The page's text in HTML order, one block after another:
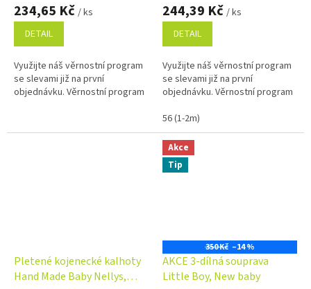
234,65 Kč / ks
DETAIL
Využijte náš věrnostní program
se slevami již na první
objednávku. Věrnostní program
244,39 Kč / ks
DETAIL
Využijte náš věrnostní program
se slevami již na první
objednávku. Věrnostní program
56 (1-2m)
Pletené kojenecké kalhoty
Hand Made Baby Nellys,
Akce
Tip
350 Kč –14 %
AKCE 3-dílná souprava
Little Boy, New baby